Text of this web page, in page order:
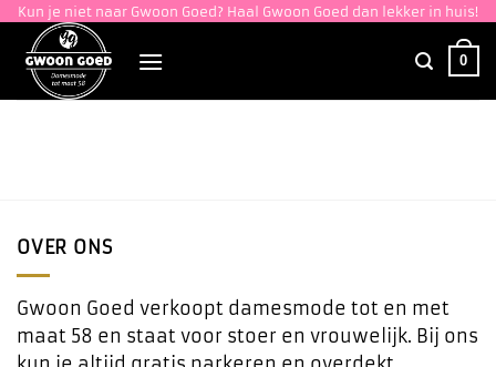
Ga
naar
inhoud
Kun je niet naar Gwoon Goed? Haal Gwoon Goed dan lekker in huis!
0
OVER ONS
Gwoon Goed verkoopt damesmode tot en met
maat 58 en staat voor stoer en vrouwelijk. Bij ons